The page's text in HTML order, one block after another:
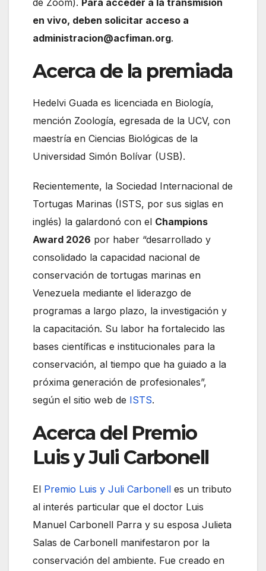
en vivo, deben solicitar acceso a
administracion@acfiman.org.
Acerca de la premiada
Hedelvi Guada es licenciada en Biología,
mención Zoología, egresada de la UCV, con
maestría en Ciencias Biológicas de la
Universidad Simón Bolívar (USB).
Recientemente, la Sociedad Internacional de
Tortugas Marinas (ISTS, por sus siglas en
inglés) la galardonó con el Champions
Award 2026 por haber “desarrollado y
consolidado la capacidad nacional de
conservación de tortugas marinas en
Venezuela mediante el liderazgo de
programas a largo plazo, la investigación y
la capacitación. Su labor ha fortalecido las
bases científicas e institucionales para la
conservación, al tiempo que ha guiado a la
próxima generación de profesionales”,
según el sitio web de ISTS.
Acerca del Premio
Luis y Juli Carbonell
El Premio Luis y Juli Carbonell es un tributo
al interés particular que el doctor Luis
Manuel Carbonell Parra y su esposa Julieta
Salas de Carbonell manifestaron por la
conservación del ambiente. Fue creado en